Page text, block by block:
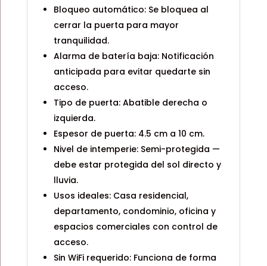
Bloqueo automático: Se bloquea al
cerrar la puerta para mayor
tranquilidad.
Alarma de batería baja: Notificación
anticipada para evitar quedarte sin
acceso.
Tipo de puerta: Abatible derecha o
izquierda.
Espesor de puerta: 4.5 cm a 10 cm.
Nivel de intemperie: Semi-protegida —
debe estar protegida del sol directo y
lluvia.
Usos ideales: Casa residencial,
departamento, condominio, oficina y
espacios comerciales con control de
acceso.
Sin WiFi requerido: Funciona de forma